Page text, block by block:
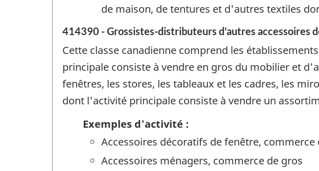
de maison, de tentures et d'autres textiles
414390 - Grossistes-distributeurs d'autres accessoires
Cette classe canadienne comprend les
principale consiste à vendre en gros du mobilier et
fenêtres, les stores, les tableaux et les cadres, les
dont l'activité principale consiste à vendre un
Exemples d'activité :
Accessoires décoratifs de fenêtre, commerce
Accessoires ménagers, commerce de gros